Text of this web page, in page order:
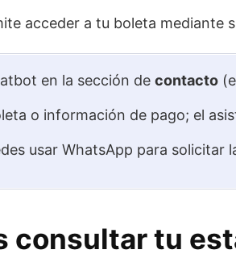
acceder a tu boleta mediante
en la sección de contacto
o información de pago; el
usar WhatsApp para solicitar
consultar tu